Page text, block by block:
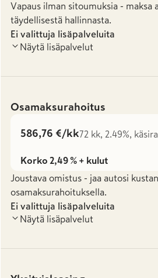
Vapaus ilman sitoumuksia -
täydellisestä hallinnasta.
Ei valittuja lisäpalveluita
Näytä lisäpalvelut
Osamaksurahoitus
586,76 €/kk72 kk, 2.49%,
Korko 2,49 % + kulut
Joustava omistus - jaa autosi
osamaksurahoituksella.
Ei valittuja lisäpalveluita
Näytä lisäpalvelut